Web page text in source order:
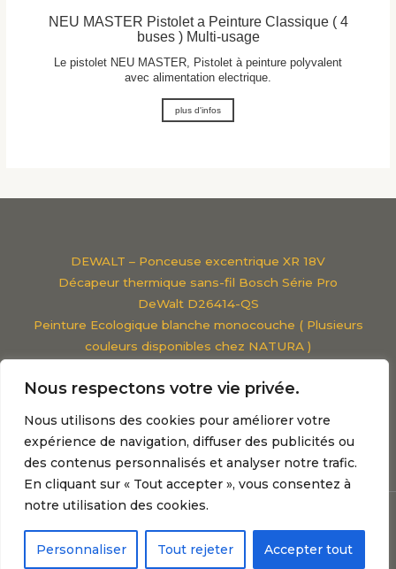
Nous respectons votre vie privée.
Nous utilisons des cookies pour améliorer votre
expérience de navigation, diffuser des publicités ou
des contenus personnalisés et analyser notre trafic.
En cliquant sur « Tout accepter », vous consentez à
notre utilisation des cookies.
Personnaliser Tout rejeter Accepter tout
NEU MASTER Pistolet a Peinture Classique ( 4
buses ) Multi-usage
Le pistolet NEU MASTER, Pistolet à peinture polyvalent
avec alimentation electrique.
plus d'infos
DEWALT – Ponceuse excentrique XR 18V
Décapeur thermique sans-fil Bosch Série Pro
DeWalt D26414-QS
Peinture Ecologique blanche monocouche ( Plusieurs
couleurs disponibles chez NATURA )
Pistolet à peinture parkside
Mentions légales
Les meilleures marques de peintures : Le guide
Copyright © 2026 Brico & Peinture